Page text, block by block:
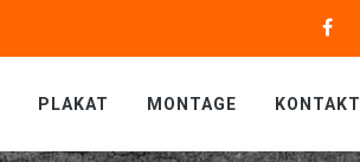
PLAKAT MONTAGE KONTAKT